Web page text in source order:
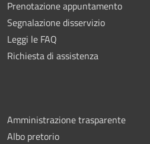
Prenotazione appuntamento
Segnalazione disservizio
Leggi le FAQ
Richiesta di assistenza
Amministrazione trasparente
Albo pretorio